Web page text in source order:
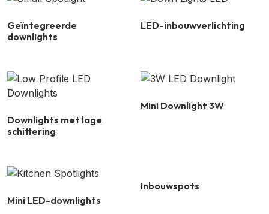
Geïntegreerde
downlights
LED-inbouwverlichting
Downlights met lage
schittering
Mini Downlight 3W
Mini LED-downlights
Inbouwspots